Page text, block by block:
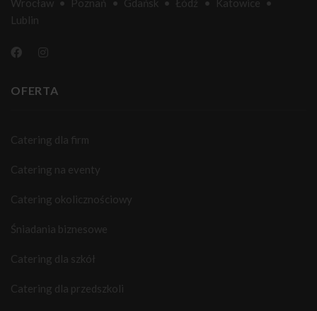
Wrocław • Poznań • Gdańsk • Łódź • Katowice •
Lublin
OFERTA
Catering dla firm
Catering na eventy
Catering okolicznościowy
Śniadania biznesowe
Catering dla szkół
Catering dla przedszkoli